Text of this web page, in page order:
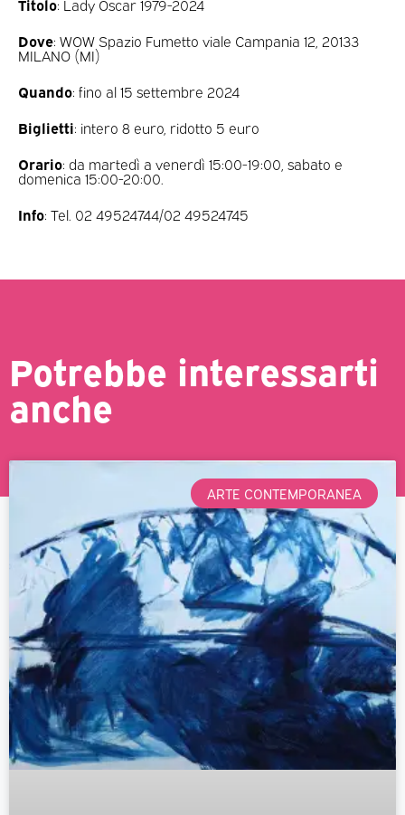
Titolo: Lady Oscar 1979-2024
Dove: WOW Spazio Fumetto viale Campania 12, 20133
MILANO (MI)
Quando: fino al 15 settembre 2024
Biglietti: intero 8 euro, ridotto 5 euro
Orario: da martedì a venerdì 15:00-19:00, sabato e
domenica 15:00-20:00.
Info: Tel. 02 49524744/02 49524745
Potrebbe interessarti
anche
ARTE CONTEMPORANEA